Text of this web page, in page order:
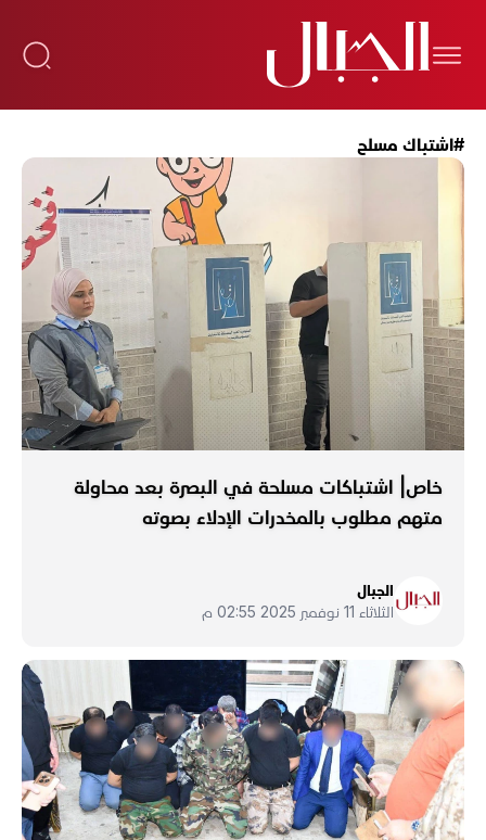
#اشتباك مسلح
خاص| اشتباكات مسلحة في البصرة بعد محاولة
متهم مطلوب بالمخدرات الإدلاء بصوته
الجبال
الثلاثاء 11 نوفمبر 2025 02:55 م